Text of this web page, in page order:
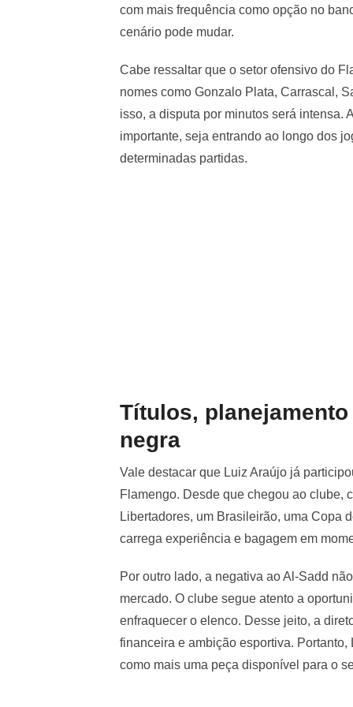
com mais frequência como opção no
cenário pode mudar.
Cabe ressaltar que o setor ofensivo do
nomes como Gonzalo Plata, Carrascal,
isso, a disputa por minutos será intensa.
importante, seja entrando ao longo dos
determinadas partidas.
Títulos,
negra
Vale destacar que Luiz Araújo já
Flamengo. Desde que chegou ao clube,
Libertadores, um Brasileirão, uma Copa
carrega experiência e bagagem em
Por outro lado, a negativa ao Al-Sadd
mercado. O clube segue atento a
enfraquecer o elenco. Desse jeito, a
financeira e ambição esportiva.
como mais uma peça disponível para o